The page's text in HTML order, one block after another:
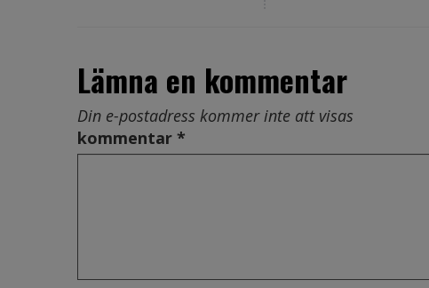
Lämna en kommentar
Din e-postadress kommer inte att visas
kommentar *